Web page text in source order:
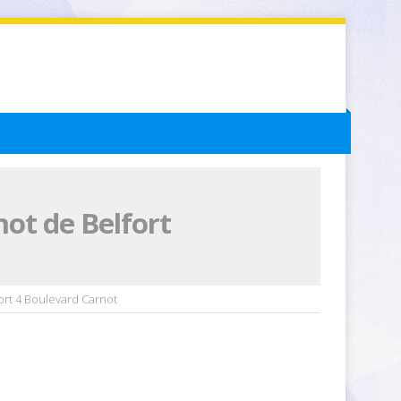
de Belfort
4 Boulevard Carnot